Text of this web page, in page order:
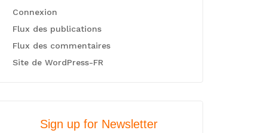
Connexion
Flux des publications
Flux des commentaires
Site de WordPress-FR
Sign up for Newsletter